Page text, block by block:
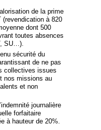
de la prime
(revendication à 820
dont 500
toutes absences
SU…).
sécurité du
de ne pas
collectives issues
nos missions au
et non
journalière
forfaitaire
à hauteur de 20%.